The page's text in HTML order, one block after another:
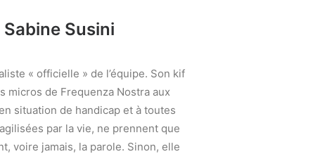
Sabine Susini
« officielle » de l’équipe. Son kif
micros de Frequenza Nostra aux
situation de handicap et à toutes
par la vie, ne prennent que
voire jamais, la parole. Sinon, elle